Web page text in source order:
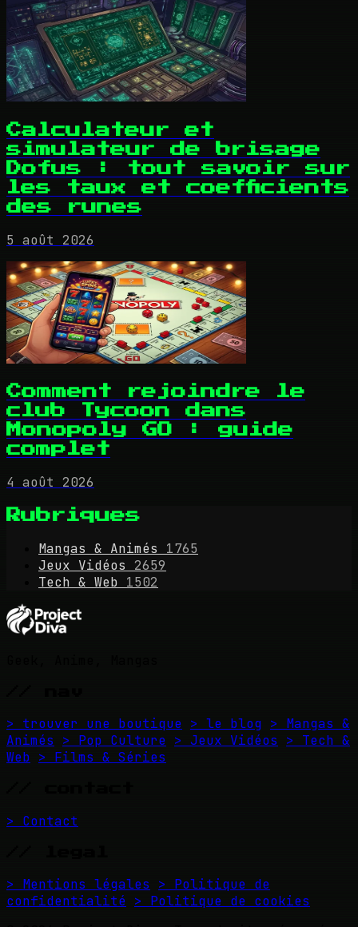
Calculateur et
simulateur de brisage
Dofus : tout savoir sur
les taux et coefficients
des runes
5 août 2026
Comment rejoindre le
club Tycoon dans
Monopoly GO : guide
complet
4 août 2026
Rubriques
Mangas & Animés
1765
Jeux Vidéos
2659
Tech & Web 1502
> trouver une boutique > le blog > Mangas &
Animés
> Pop Culture > Jeux Vidéos
> Tech &
Web > Films & Séries
> Contact
> Mentions légales
> Politique de
confidentialité > Politique de cookies